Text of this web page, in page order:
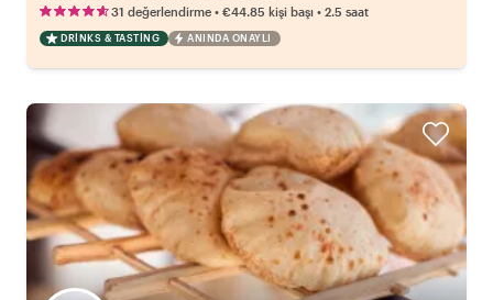
31 değerlendirme • €44.85 kişi başı • 2.5 saat
DRINKS & TASTING ANINDA ONAYLI